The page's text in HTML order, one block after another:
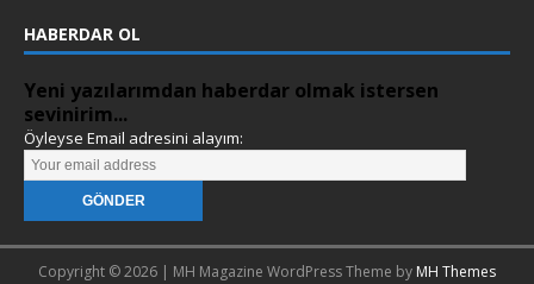
HABERDAR OL
Yeni yazılarımdan haberdar olmak istersen
sevinirim...
Öyleyse Email adresini alayım:
Copyright © 2026 | MH Magazine WordPress Theme by MH Themes